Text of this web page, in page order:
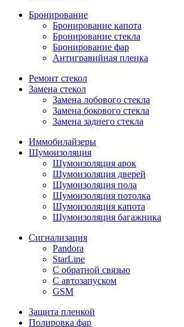
Бронирование
Бронирование капота
Бронирование стекла
Бронирование фар
Антигравийная пленка
Ремонт стекол
Замена стекол
Замена лобового стекла
Замена бокового стекла
Замена заднего стекла
Иммобилайзеры
Шумоизоляция
Шумоизоляция арок
Шумоизоляция дверей
Шумоизоляция пола
Шумоизоляция потолка
Шумоизоляция капота
Шумоизоляция багажника
Сигнализация
Pandora
StarLine
С обратной связью
С автозапуском
GSM
Защита пленкой
Полировка фар